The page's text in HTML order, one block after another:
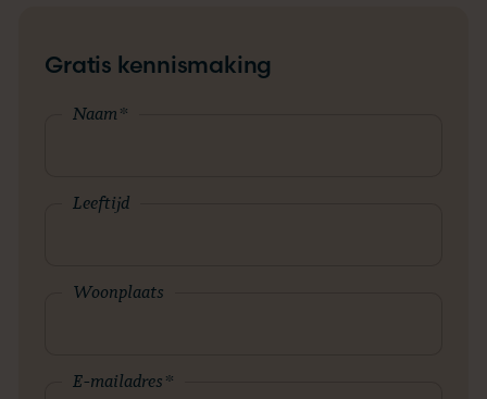
Gratis kennismaking
Naam*
Leeftijd
Woonplaats
E-mailadres*